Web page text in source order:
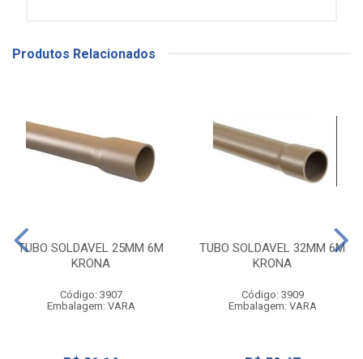
Produtos Relacionados
TUBO SOLDAVEL 25MM 6M
KRONA
Código: 3907
Embalagem: VARA
TUBO SOLDAVEL 32MM 6M
KRONA
Código: 3909
Embalagem: VARA